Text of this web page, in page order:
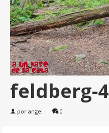
feldberg-4
por angel | 0